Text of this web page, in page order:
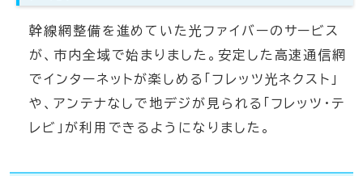
幹線網整備を進めていた光ファイバーのサービス
が、市内全域で始まりました。安定した高速通信網
でインターネットが楽しめる「フレッツ光ネクスト」
や、アンテナなしで地デジが見られる「フレッツ・テ
レビ」が利用できるようになりました。